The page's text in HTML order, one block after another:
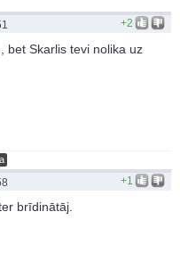
+2
bet Skarlis tevi nolika uz
+1
brīdinātāj.